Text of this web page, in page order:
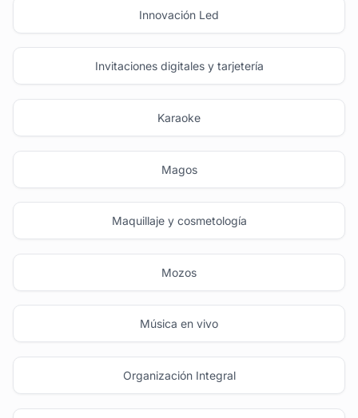
Innovación Led
Invitaciones digitales y tarjetería
Karaoke
Magos
Maquillaje y cosmetología
Mozos
Música en vivo
Organización Integral